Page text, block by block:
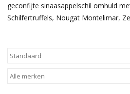
Roomijs & gebak
huwelijk, communie,
geconfijte sinaasappelschil omhuld
Schilfertruffels, Nougat Montelimar,